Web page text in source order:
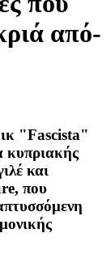
από-
"Fascista"
κυπριακής
και
που